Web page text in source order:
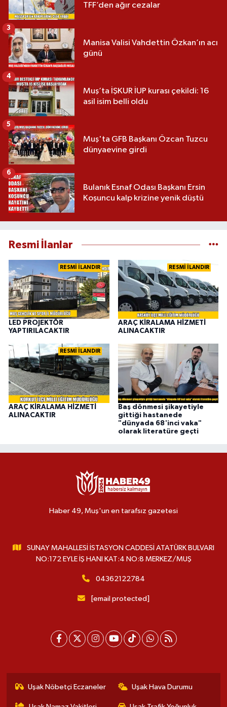
TFF’den ağır cezalar
Manisa Valisi Vahdettin Özkan’ın acı
günü
3
Muş’ta İŞKUR İUP kurası çekildi: 16
asil isim belli oldu
4
Muş'ta GFB Başkanı Özcan Tuzcu
dünyaevine girdi
5
Bulanık Esnaf Odası Başkanı Ersin
Koşuncu kalp krizine yenik düştü
6
Resmi İlanlar
RESMİ İLANDIR
LED PROJEKTÖR
YAPTIRILACAKTIR
RESMİ İLANDIR
ARAÇ KİRALAMA HİZMETİ
ALINACAKTIR
RESMİ İLANDIR
ARAÇ KİRALAMA HİZMETİ
ALINACAKTIR
Baş dönmesi şikayetiyle
gittiği hastanede
"dünyada 68'inci vaka"
olarak literatüre geçti
Haber 49, Muş'un en tarafsız gazetesi
SUNAY MAHALLESİ İSTASYON CADDESİ ATATÜRK BULVARI
NO:172 EYLE İŞ HANI KAT:4 NO:8 MERKEZ/MUŞ
04362122784
[email protected]
Uşak Nöbetçi Eczaneler Uşak Hava Durumu